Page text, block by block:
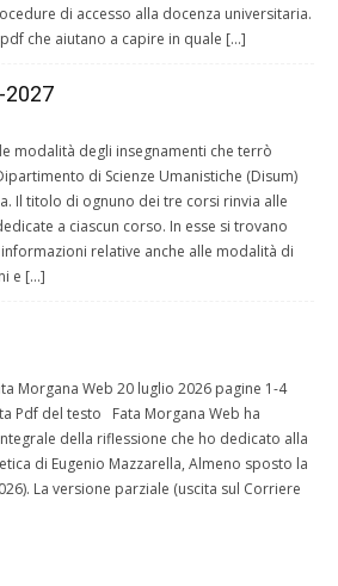
di accesso alla docenza universitaria.
che aiutano a capire in quale […]
2027
modalità degli insegnamenti che terrò
di Scienze Umanistiche (Disum)
Il titolo di ognuno dei tre corsi rinvia alle
a ciascun corso. In esse si trovano
relative anche alle modalità di
e […]
Morgana Web 20 luglio 2026 pagine 1-4
Pdf del testo Fata Morgana Web ha
della riflessione che ho dedicato alla
di Eugenio Mazzarella, Almeno sposto la
La versione parziale (uscita sul Corriere